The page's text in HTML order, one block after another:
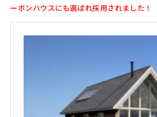
ーボンハウスにも選ばれ採用されました！